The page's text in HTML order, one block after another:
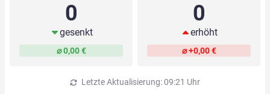
0
gesenkt
⌀ 0,00 €
0
erhöht
⌀ +0,00 €
Letzte Aktualisierung: 09:21 Uhr